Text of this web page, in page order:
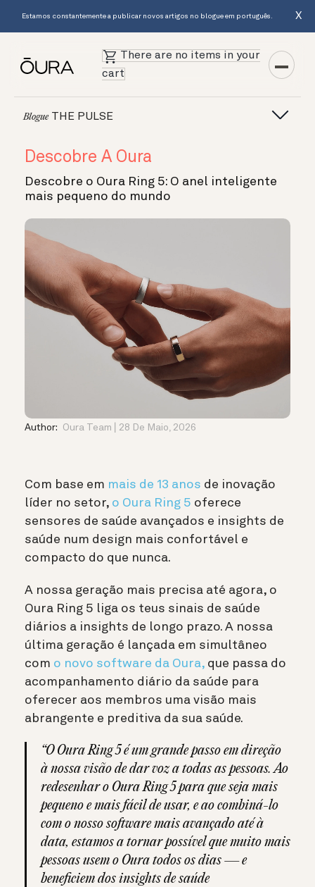
Estamos constantemente a publicar novos artigos no blogue em português. X
There are no items in your
cart
BlogueTHE PULSE
Descobre A Oura
Descobre o Oura Ring 5: O anel inteligente
mais pequeno do mundo
Author: Oura Team 28 De Maio, 2026
Com base em mais de 13 anos de inovação
líder no setor, o Oura Ring 5 oferece
sensores de saúde avançados e insights de
saúde num design mais confortável e
compacto do que nunca.
A nossa geração mais precisa até agora, o
Oura Ring 5 liga os teus sinais de saúde
diários a insights de longo prazo. A nossa
última geração é lançada em simultâneo
com o novo software da Oura, que passa do
acompanhamento diário da saúde para
oferecer aos membros uma visão mais
abrangente e preditiva da sua saúde.
“O Oura Ring 5 é um grande passo em direção
à nossa visão de dar voz a todas as pessoas. Ao
redesenhar o Oura Ring 5 para que seja mais
pequeno e mais fácil de usar, e ao combiná-lo
com o nosso software mais avançado até à
data, estamos a tornar possível que muito mais
pessoas usem o Oura todos os dias — e
beneficiem dos insights de saúde